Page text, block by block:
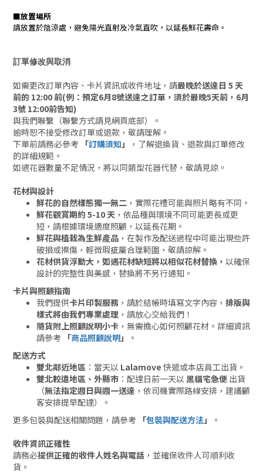
■放置場所
請放置於陰涼處，避免陽光直射及冷氣直吹，以延長鮮花壽命。
訂單修改與取消
如需更改訂單內容、卡片資訊或收件地址，請最晚於送達日 5 天
前的 12:00 前(例：預定6月8號送達之訂單，須於最晚5天前，6月
3號 12:00前告知)
與我們聯繫（聯繫方式請見網頁底部）。
逾時恕不接受修改訂單或退款，敬請理解。
下單前請務必參考 「訂購須知」
，了解退換貨、退款與訂單修改
的詳細規範。
如遇花器數量不足情況，將以同類型花器代替，敬請見諒。
花材與設計
鮮花的自然樣態獨一無二 ，實際花禮可能與照片略有不同。
鮮花觀賞期約 5-10 天 ，依品種與環境不同可能更長或更
短，請根據環境適度照顧，以延長花期。
鮮花與植栽為生鮮產品 ，在製作及配送過程中可能出現些許
破損或擦傷，輕微瑕疵屬合理範圍，敬請諒解。
花材供貨浮動大，如遇花材缺短將以相似花材替換， 以確保
設計的完整性與美感，替換將不另行通知。
卡片與照顧指南
我們提供卡片印製服務 ，請於結帳時填寫文字內容， 排版與
樣式將由我們專業處理 ，請放心交給我們！
隨貨附上照顧說明小卡 ，無需擔心如何照顧花材。詳細資訊
請參考 「商品照顧說明」
。
配送方式
雙北鄰近地區 ：當天以 Lalamove 快遞或本店員工出貨。
雙北較遠地區、外縣市 ：配達日前一天以 黑貓宅急便 出貨
（無法指定週日與週一送達 ，依司機實際路線安排，建議顧
客安排提早配達）。
更多包裝與配送相關問題，請參考 「包裝與配送方法」
。
收件資訊正確性
請務必提供正確的收件人姓名與電話 ，並確保收件人可順利收
貨。